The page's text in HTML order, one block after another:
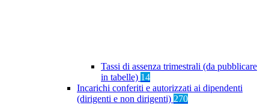
Tassi di assenza trimestrali (da pubblicare
in tabelle) 14
Incarichi conferiti e autorizzati ai dipendenti
(dirigenti e non dirigenti) 270